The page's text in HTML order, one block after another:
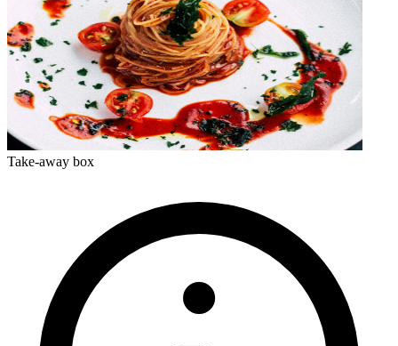
Take-away box